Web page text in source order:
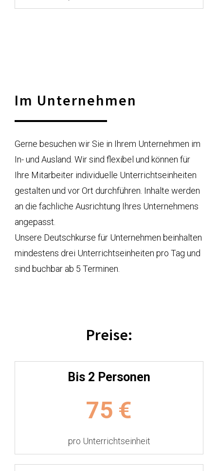
Im Unternehmen
Gerne besuchen wir Sie in Ihrem Unternehmen im
In- und Ausland. Wir sind flexibel und können für
Ihre Mitarbeiter individuelle Unterrichtseinheiten
gestalten und vor Ort durchführen. Inhalte werden
an die fachliche Ausrichtung Ihres Unternehmens
angepasst.
Unsere Deutschkurse für Unternehmen beinhalten
mindestens drei Unterrichtseinheiten pro Tag und
sind buchbar ab 5 Terminen.
Preise:
Bis 2 Personen
€
75
pro Unterrichtseinheit